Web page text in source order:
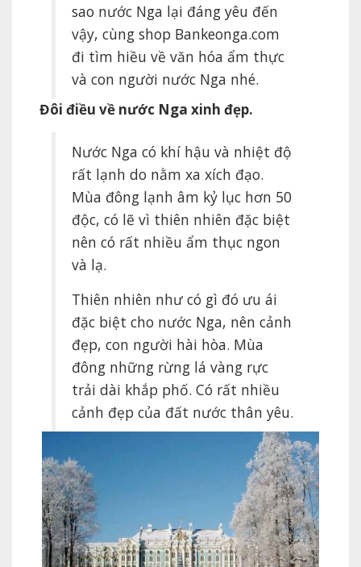
sao nước Nga lại đáng yêu đến
vậy, cùng shop Bankeonga.com
đi tìm hiều về văn hóa ẩm thực
và con người nước Nga nhé.
Đôi điều về nước Nga xinh đẹp.
Nước Nga có khí hậu và nhiệt độ
rất lạnh do nằm xa xích đạo.
Mùa đông lạnh âm kỷ lục hơn 50
độc, có lẽ vì thiên nhiên đặc biệt
nên có rất nhiều ẩm thục ngon
và lạ.
Thiên nhiên như có gì đó ưu ái
đặc biệt cho nước Nga, nên cảnh
đẹp, con người hài hòa. Mùa
đông những rừng lá vàng rực
trải dài khắp phố. Có rất nhiều
cảnh đẹp của đất nước thân yêu.